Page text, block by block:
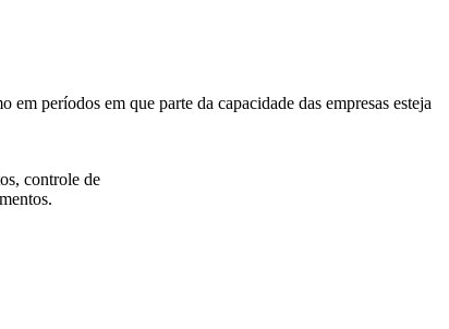
períodos em que parte da capacidade das empresas esteja
controle de